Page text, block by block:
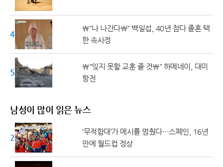
40대
\"나 나간다\" 백일섭, 40년 참다 졸혼 택
한 속사정
50대 ↑
\"잊지 못할 교훈 줄 것\" 하메네이, 대미
항전
남성이 많이 읽은 뉴스
20대 ↓
‘무적함대’가 메시를 멈췄다…스페인, 16년
만에 월드컵 정상